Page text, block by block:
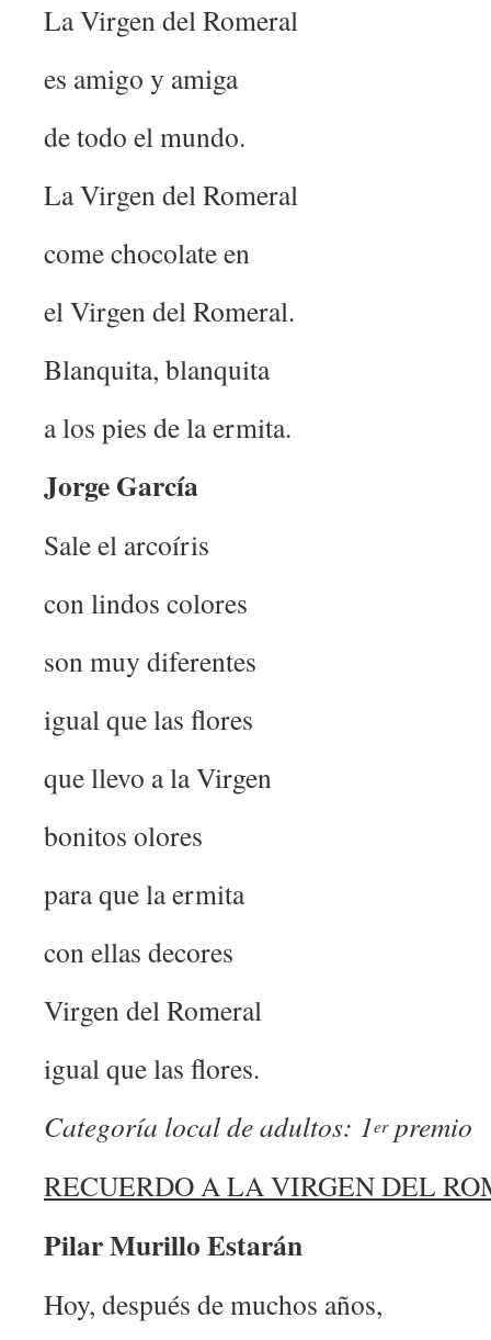
La Virgen del Romeral
es amigo y amiga
de todo el mundo.
La Virgen del Romeral
come chocolate en
el Virgen del Romeral.
Blanquita, blanquita
a los pies de la ermita.
Jorge García
Sale el arcoíris
con lindos colores
son muy diferentes
igual que las flores
que llevo a la Virgen
bonitos olores
para que la ermita
con ellas decores
Virgen del Romeral
igual que las flores.
Categoría local de adultos: 1erpremio
RECUERDO A LA VIRGEN DEL
Pilar Murillo Estarán
Hoy, después de muchos años,